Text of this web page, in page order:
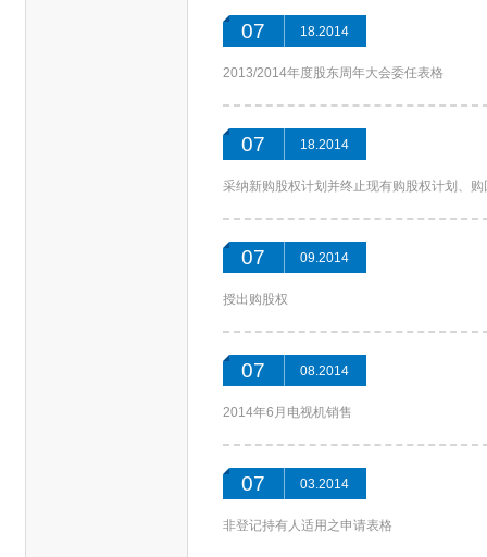
07 18.2014
2013/2014年度股东周年大会委任表格
07 18.2014
采纳新购股权计划并终止现有购股权计划、
07 09.2014
授出购股权
07 08.2014
2014年6月电视机销售
07 03.2014
非登记持有人适用之申请表格